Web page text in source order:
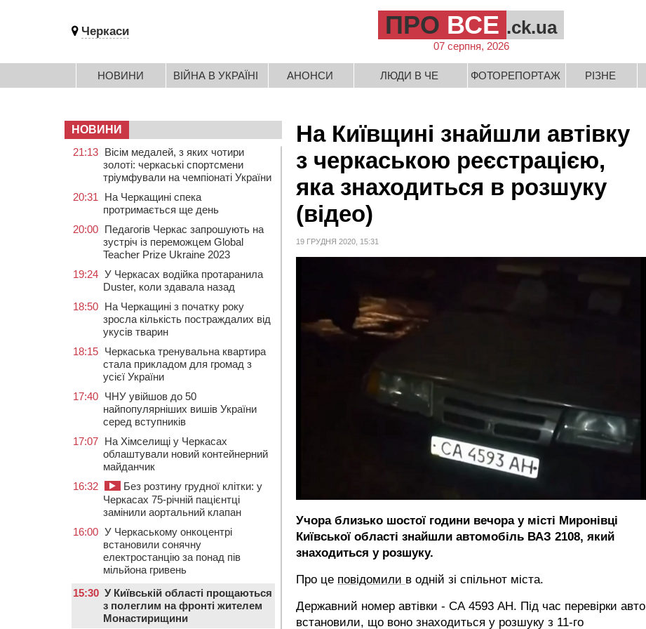
Черкаси ПРО ВСЕ .ck.ua
07 серпня, 2026
НОВИНИ ВІЙНА В УКРАЇНІ АНОНСИ ЛЮДИ В ЧЕ ФОТОРЕПОРТАЖ РІЗНЕ
На Київщині знайшли автівку
з черкаською реєстрацією,
яка знаходиться в розшуку
(відео)
19 ГРУДНЯ 2020, 15:31
Учора близько шостої години вечора у місті Миронівці
Київської області знайшли автомобіль ВАЗ 2108, який
знаходиться у розшуку.
Про це повідомили в одній зі спільнот міста.
Державний номер автівки - СА 4593 АН. Під час перевірки авто
встановили, що воно знаходиться у розшуку з 11-го
НОВИНИ
21:13 Вісім медалей, з яких чотири
золоті: черкаські спортсмени
тріумфували на чемпіонаті України
20:31
На Черкащині спека
протримається ще день
20:00 Педагогів Черкас запрошують на
зустріч із переможцем Global
Teacher Prize Ukraine 2023
19:24 У Черкасах водійка протаранила
Duster, коли здавала назад
18:50 На Черкащині з початку року
зросла кількість постраждалих від
укусів тварин
18:15 Черкаська тренувальна квартира
стала прикладом для громад з
усієї України
17:40 ЧНУ увійшов до 50
найпопулярніших вишів України
серед вступників
17:07 На Хімселищі у Черкасах
облаштували новий контейнерний
майданчик
16:32
Без розтину грудної клітки: у
Черкасах 75-річній пацієнтці
замінили аортальний клапан
16:00 У Черкаському онкоцентрі
встановили сонячну
електростанцію за понад пів
мільйона гривень
15:30 У Київській області прощаються
з полеглим на фронті жителем
Монастирищини